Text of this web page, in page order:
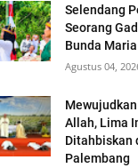
Selendang
Seorang
Bunda Maria
Agustus 04,
Allah, Lima
Ditahbiskan
Palembang